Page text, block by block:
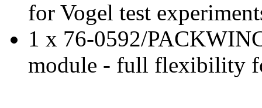
for Vogel test
1 x 76-0592/
module - full flexibility